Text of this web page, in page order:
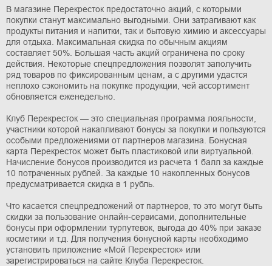
В магазине Перекресток предостаточно акций, с которыми
покупки станут максимально выгодными. Они затрагивают как
продукты питания и напитки, так и бытовую химию и аксессуары
для отдыха. Максимальная скидка по обычным акциям
составляет 50%. Большая часть акций ограничена по сроку
действия. Некоторые спецпредложения позволят заполучить
ряд товаров по фиксированным ценам, а с другими удастся
неплохо сэкономить на покупке продукции, чей ассортимент
обновляется еженедельно.
Клуб Перекресток — это специальная программа лояльности,
участники которой накапливают бонусы за покупки и пользуются
особыми предложениями от партнеров магазина. Бонусная
карта Перекресток может быть пластиковой или виртуальной.
Начисление бонусов производится из расчета 1 балл за каждые
10 потраченных рублей. За каждые 10 накопленных бонусов
предусматривается скидка в 1 рубль.
Что касается спецпредложений от партнеров, то это могут быть
скидки за пользование онлайн-сервисами, дополнительные
бонусы при оформлении турпутевок, выгода до 40% при заказе
косметики и т.д. Для получения бонусной карты необходимо
установить приложение «Мой Перекресток» или
зарегистрироваться на сайте Клуба Перекресток.